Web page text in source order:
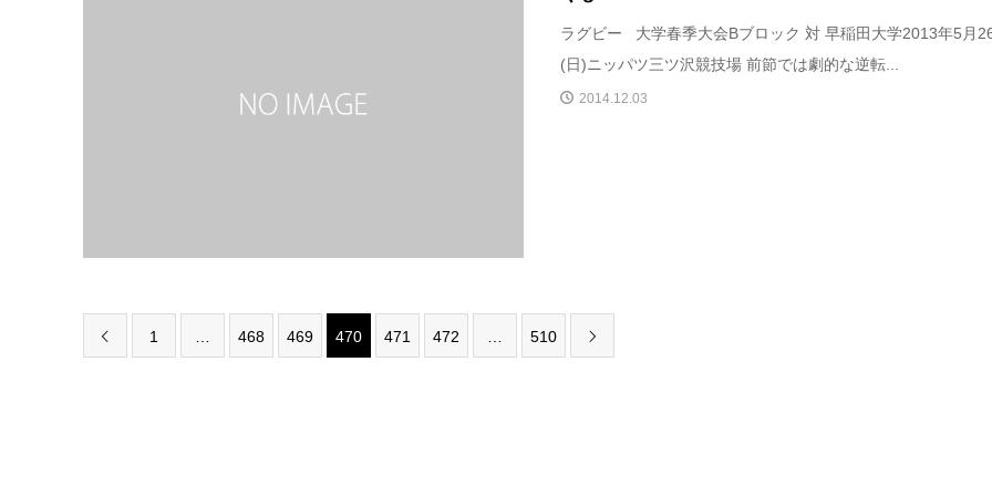
ラグビー 大学春季大会Bブロック 対 早稲田大学2013年5月
(日)ニッパツ三ツ沢競技場 前節では劇的な逆転...
2014.12.03
 1 468 469 470 471 472 510 